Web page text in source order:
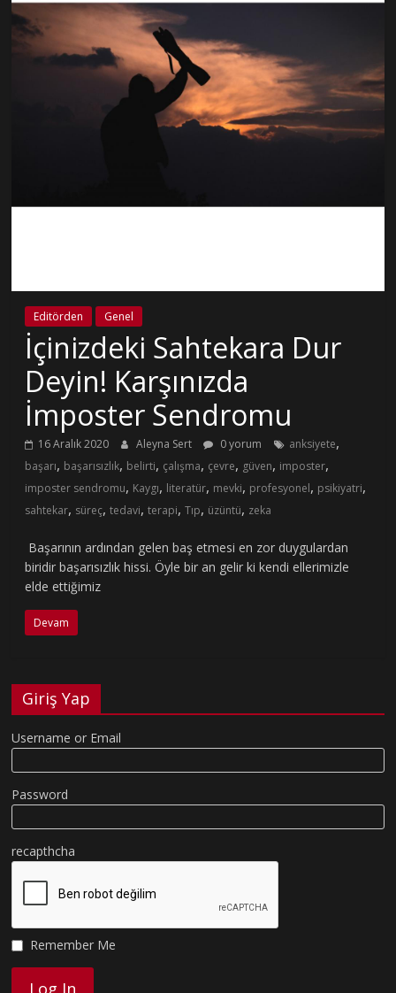
Editörden Genel
İçinizdeki Sahtekara Dur
Deyin! Karşınızda
İmposter Sendromu
16 Aralık 2020 Aleyna Sert 0 yorum anksiyete,
başarı, başarısızlık, belirti, çalışma, çevre, güven, imposter,
imposter sendromu, Kaygı, literatür, mevki, profesyonel, psikiyatri,
sahtekar, süreç,tedavi,terapi,Tıp, üzüntü, zeka
Başarının ardından gelen baş etmesi en zor duygulardan
biridir başarısızlık hissi. Öyle bir an gelir ki kendi ellerimizle
elde ettiğimiz
Devam
Giriş Yap
Username or Email
Password
recapthcha
Remember Me